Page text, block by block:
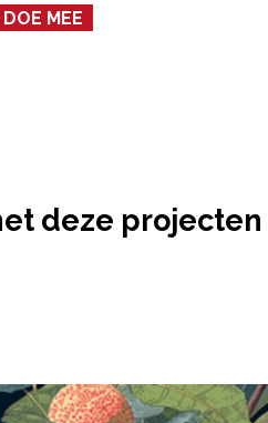
DOE MEE
deze projecten